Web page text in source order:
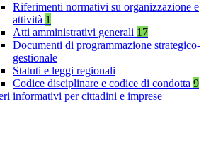
Riferimenti normativi su organizzazione e
attività 1
Atti amministrativi generali 17
Documenti di programmazione strategico-
gestionale
Statuti e leggi regionali
Codice disciplinare e codice di condotta 9
informativi per cittadini e imprese